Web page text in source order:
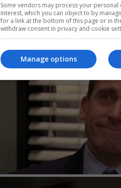
Some vendors may process your
interest, which you can object to by
for a link at the bottom of this page or in
withdraw consent in privacy and cookie
Manage options